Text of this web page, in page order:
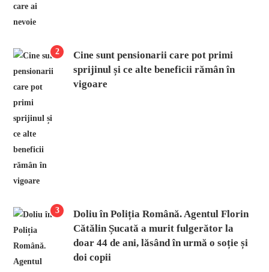
2
Cine sunt pensionarii care pot primi
sprijinul și ce alte beneficii rămân în
vigoare
3
Doliu în Poliția Română. Agentul Florin
Cătălin Șucată a murit fulgerător la
doar 44 de ani, lăsând în urmă o soție și
doi copii